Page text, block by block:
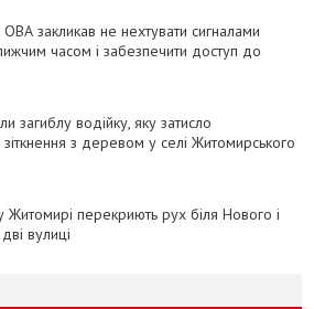
закликав не нехтувати сигналами
часом і забезпечити доступ до
загиблу водійку, яку затисло
зіткнення з деревом у селі Житомирського
перекриють рух біля Нового і
вулиці